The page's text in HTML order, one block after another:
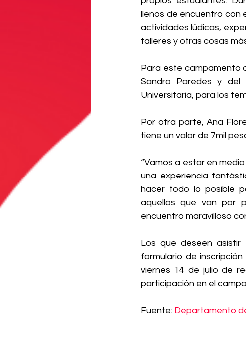
llenos de encuentro con
actividades lúdicas,
talleres y otras cosas
Para este campamento
Sandro Paredes y del
Universitaria, para los
Por otra parte, Ana
tiene un valor de 7mil
“Vamos a estar en
una experiencia
hacer todo lo posible
aquellos que van por
encuentro maravilloso
Los que deseen
formulario de
viernes 14 de julio de
participación en el
Fuente: Departamento